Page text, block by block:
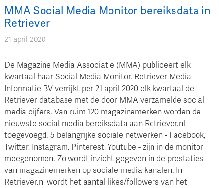
MMA Social Media Monitor bereiksdata in
Retriever
21 april 2020
De Magazine Media Associatie (MMA) publiceert elk
kwartaal haar Social Media Monitor. Retriever Media
Informatie BV verrijkt per 21 april 2020 elk kwartaal de
Retriever database met de door MMA verzamelde social
media cijfers. Van ruim 120 magazinemerken worden de
nieuwste social media bereiksdata aan Retriever.nl
toegevoegd. 5 belangrijke sociale netwerken - Facebook,
Twitter, Instagram, Pinterest, Youtube - zijn in de monitor
meegenomen. Zo wordt inzicht gegeven in de prestaties
van magazinemerken op sociale media kanalen. In
Retriever.nl wordt het aantal likes/followers van het